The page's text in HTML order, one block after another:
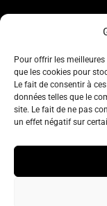
Pour offrir les
que les cookies pour
Le fait de consentir à
données telles que le
site. Le fait de ne pas
un effet négatif sur